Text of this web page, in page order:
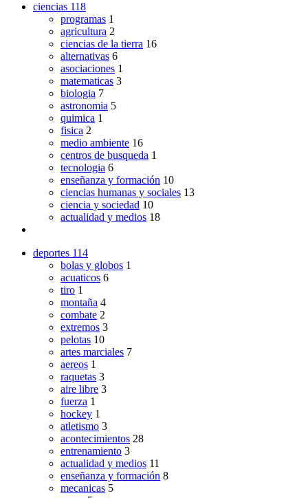
ciencias 118
programas 1
agricultura 2
ciencias de la tierra 16
alternativas 6
asociaciones 1
matematicas 3
biologia 7
astronomia 5
quimica 1
fisica 2
medio ambiente 16
centros de busqueda 1
tecnologia 6
enseñanza y formación 10
ciencias humanas y sociales 13
ciencia y sociedad 10
actualidad y medios 18
deportes 114
bolas y globos 1
acuaticos 6
tiro 1
montaña 4
combate 2
extremos 3
pelotas 10
artes marciales 7
aereos 1
raquetas 3
aire libre 3
fuerza 1
hockey 1
atletismo 3
acontecimientos 28
entrenamiento 3
actualidad y medios 11
enseñanza y formación 8
mecanicas 5